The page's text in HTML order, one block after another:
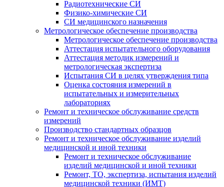
Радиотехнические СИ
Физико-химические СИ
СИ медицинского назначения
Метрологическое обеспечение производства
Метрологическое обеспечение производства
Аттестация испытательного оборудования
Аттестация методик измерений и
метрологическая экспертиза
Испытания СИ в целях утверждения типа
Оценка состояния измерений в
испытательных и измерительных
лабораториях
Ремонт и техническое обслуживание средств
измерений
Производство стандартных образцов
Ремонт и техническое обслуживание изделий
медицинской и иной техники
Ремонт и техническое обслуживание
изделий медицинской и иной техники
Ремонт, ТО, экспертиза, испытания изделий
медицинской техники (ИМТ)